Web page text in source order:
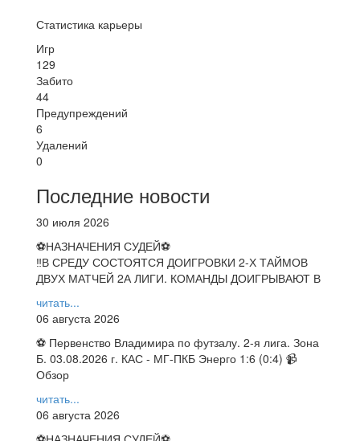
Статистика карьеры
Игр
129
Забито
44
Предупреждений
6
Удалений
0
Последние новости
30 июля 2026
⚽НАЗНАЧЕНИЯ СУДЕЙ⚽
‼В СРЕДУ СОСТОЯТСЯ ДОИГРОВКИ 2-Х ТАЙМОВ
ДВУХ МАТЧЕЙ 2А ЛИГИ. КОМАНДЫ ДОИГРЫВАЮТ В
читать...
06 августа 2026
⚽ Первенство Владимира по футзалу. 2-я лига. Зона
Б. 03.08.2026 г. КАС - МГ-ПКБ Энерго 1:6 (0:4) 📹
Обзор
читать...
06 августа 2026